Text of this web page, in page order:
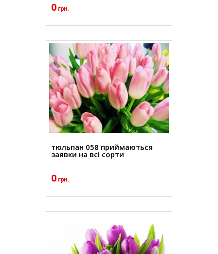
0 грн.
тюльпан 058 приймаються
заявки на всі сорти
0 грн.